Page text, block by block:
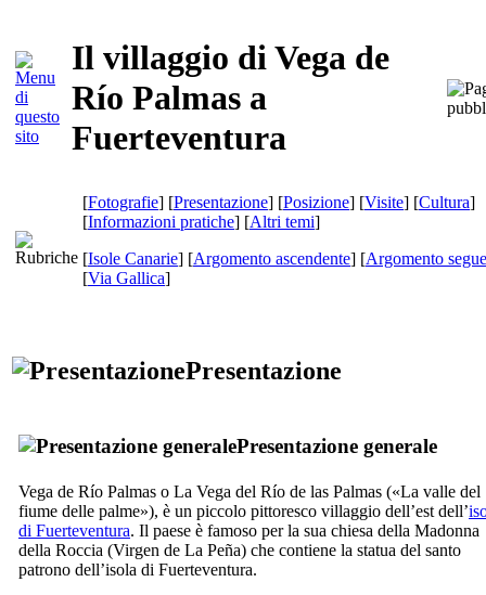
Il villaggio di Vega de
Río Palmas a
Fuerteventura
[Fotografie] [Presentazione] [Posizione] [Visite] [Cultura]
[Informazioni pratiche] [Altri temi]
[Isole Canarie] [Argomento ascendente] [Argomento
[Via Gallica]
Presentazione
Presentazione generale
Vega de Río Palmas o La Vega del Río de las Palmas («La valle del
fiume delle palme»), è un piccolo pittoresco villaggio dell’est dell’
di Fuerteventura. Il paese è famoso per la sua chiesa della Madonna
della Roccia (Virgen de La Peña) che contiene la statua del santo
patrono dell’isola di Fuerteventura.